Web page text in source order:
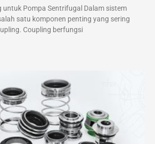
untuk Pompa Sentrifugal Dalam sistem
satu komponen penting yang sering
Coupling berfungsi